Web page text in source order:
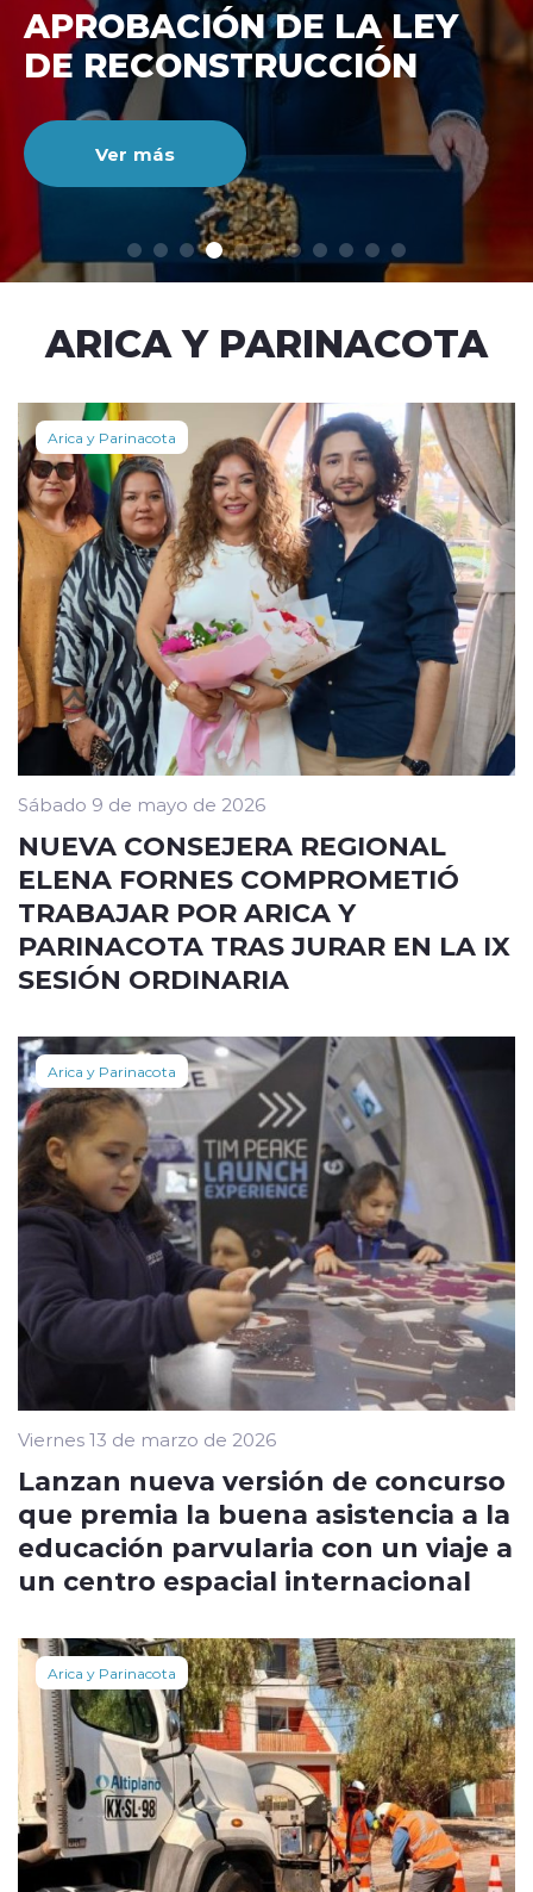
modo claro
DE RECONSTRUCCIÓ
NACIONAL
Ver más
ARICA Y PARINACOTA
Arica y Parinacota
Sábado 9 de mayo de 2026
NUEVA CONSEJERA REGIONAL
ELENA FORNES COMPROMETIÓ
TRABAJAR POR ARICA Y
PARINACOTA TRAS JURAR EN LA IX
SESIÓN ORDINARIA
Arica y Parinacota
Viernes 13 de marzo de 2026
Lanzan nueva versión de concurso
que premia la buena asistencia a la
educación parvularia con un viaje a
un centro espacial internacional
Arica y Parinacota